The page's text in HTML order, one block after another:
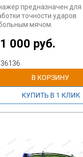
предназначен для
точности ударов
мячом.
000 руб.